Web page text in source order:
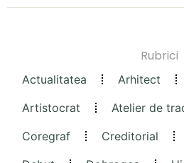
Rubrici
Actualitatea Arhitect
Artistocrat
Atelier de
Coregraf
Creditorial